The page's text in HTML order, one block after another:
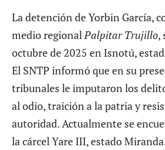
La detención de Yorbin García,
medio regionalPalpitar Trujillo,
octubre de 2025 en Isnotú,
El SNTP informó que en su
tribunales le imputaron los
al odio, traición a la patria y
autoridad. Actualmente se
la cárcel Yare III, estado